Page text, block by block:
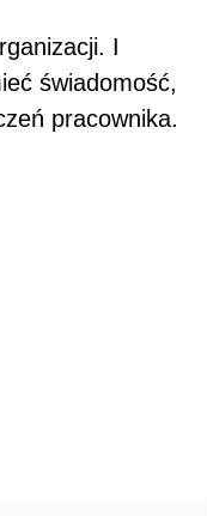
I
świadomość,
pracownika.